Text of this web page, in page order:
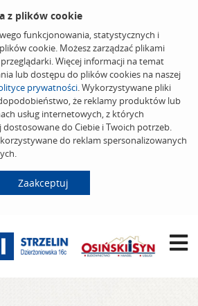
z plików cookie
funkcjonowania, statystycznych i
cookie. Możesz zarządzać plikami
Więcej informacji na temat
lub dostępu do plików cookies na naszej
prywatności. Wykorzystywane pliki
że reklamy produktów lub
usług internetowych, z których
dostosowane do Ciebie i Twoich potrzeb.
do reklam spersonalizowanych
Zaakceptuj